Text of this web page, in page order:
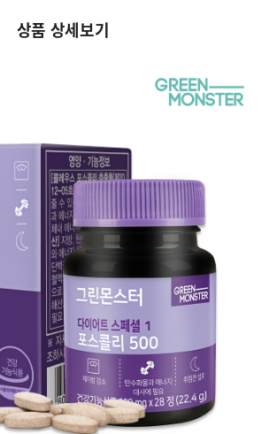
상품 상세보기